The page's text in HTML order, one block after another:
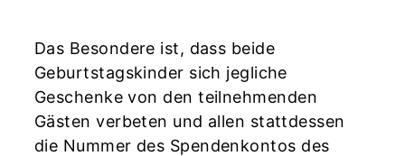
Das Besondere ist, dass beide
Geburtstagskinder sich jegliche
Geschenke von den teilnehmenden
Gästen verbeten und allen stattdessen
die Nummer des Spendenkontos des